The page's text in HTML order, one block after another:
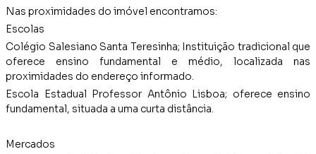
Nas proximidades do imóvel encontramos:
Escolas
Colégio Salesiano Santa Teresinha; Instituição tradicional que
oferece ensino fundamental e médio, localizada nas
proximidades do endereço informado.
Escola Estadual Professor Antônio Lisboa; oferece ensino
fundamental, situada a uma curta distância.
Mercados